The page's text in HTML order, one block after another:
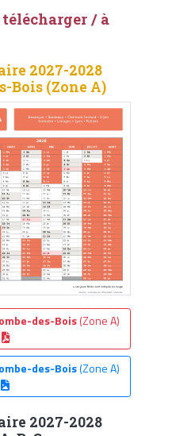
/ à
2027-2028
Bois (Zone A)
des-Bois(Zone A)
des-Bois(Zone A)
2027-2028